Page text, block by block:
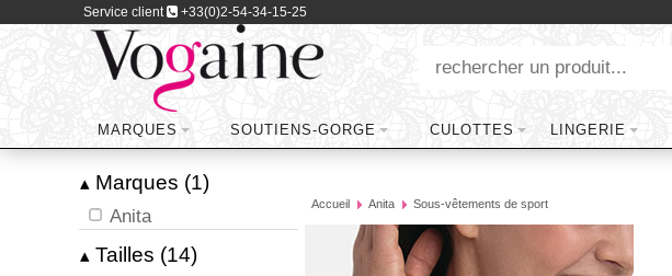
Service client +33(0)2-54-34-15-25
MARQUES SOUTIENS-GORGE CULOTTES LINGERIE
▴ Marques (1)
Anita
▴ Tailles (14)
Accueil Anita Sous-vêtements de sport